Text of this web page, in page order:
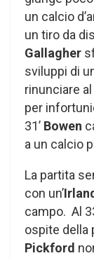
un calcio
un tiro da
Gallagher
sviluppi di
rinunciare al
per
31’ Bowen
a un calcio
La partita
con un’
campo. Al
ospite della
Pickford